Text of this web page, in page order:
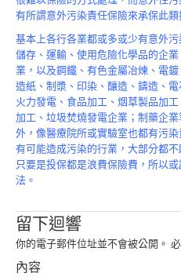
服務項目
Service
火災保額
估算系統
商品簡介
Product
有所謂意外污染責任保險來承保此類
基本上各行各業都或多或少有意外
儲存、運輸、使用危險化學品的企
業，以及鋼鐵、有色金屬冶煉、電
造紙、制漿、印染、釀造、鑄造、
火力發電、食品加工、烟草製品加
加工、垃圾焚燒發電企業；制藥企
外，像醫療院所或實驗室也都有污
有可能造成污染的行業，大部分都
只要是投保都是浪費保險費，所以
法。
留下迴響
你的電子郵件位址並不會被公開。
內容